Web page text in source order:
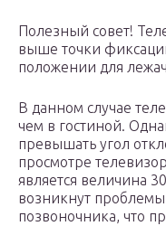
Полезный совет!
выше точки
положении для
В данном случае
чем в гостиной.
превышать угол
просмотре
является величина
возникнут
позвоночника, что